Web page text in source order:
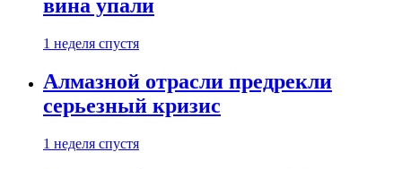
вина упали
1 неделя спустя
Алмазной отрасли предрекли
серьезный кризис
1 неделя спустя